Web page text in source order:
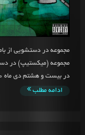
مجموعه (میکستیپ) در
در بیست و هشتم دی ماه 1390 تحت تشکل های پلاک و Upward منتش...
ادامه مطلب